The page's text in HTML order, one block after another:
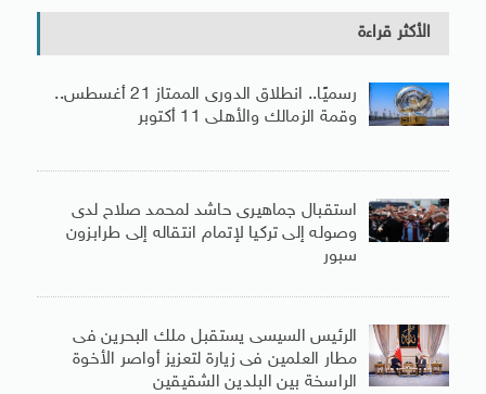
الأكثر قراءة
رسميًا.. انطلاق الدورى الممتاز 21 أغسطس..
وقمة الزمالك والأهلى 11 أكتوبر
استقبال جماهيرى حاشد لمحمد صلاح لدى
وصوله إلى تركيا لإتمام انتقاله إلى طرابزون
سبور
الرئيس السيسى يستقبل ملك البحرين فى
مطار العلمين فى زيارة لتعزيز أواصر الأخوة
الراسخة بين البلدين الشقيقين